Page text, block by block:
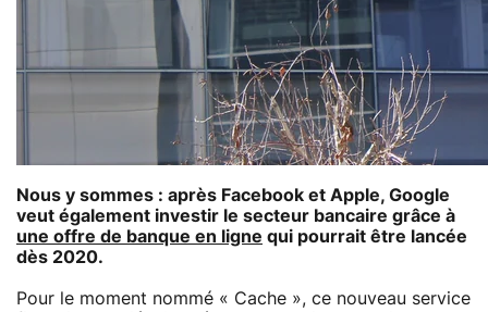
Nous y sommes : après Facebook et Apple, Google
veut également investir le secteur bancaire grâce à
une offre de banque en ligne qui pourrait être lancée
dès 2020.
Pour le moment nommé « Cache », ce nouveau service